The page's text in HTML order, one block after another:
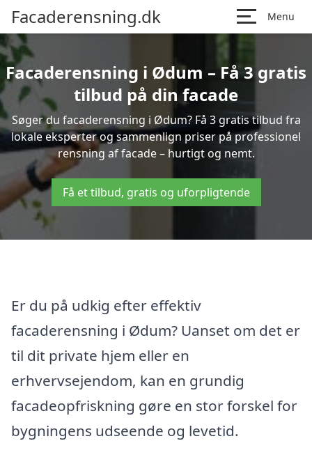
Facaderensning.dk Menu
Facaderensning i Ødum – Få 3 gratis
tilbud på din facade
Søger du facaderensning i Ødum? Få 3 gratis tilbud fra
lokale eksperter og sammenlign priser på professionel
rensning af facade – hurtigt og nemt.
Få et tilbud, gratis og uforpligtende
Er du på udkig efter effektiv
facaderensning i Ødum? Uanset om det er
til dit private hjem eller en
erhvervsejendom, kan en grundig
facadeopfriskning gøre en stor forskel for
bygningens udseende og levetid.